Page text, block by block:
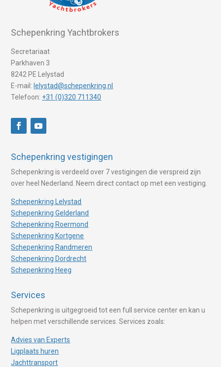
Schepenkring Yachtbrokers
Secretariaat
Parkhaven 3
8242 PE Lelystad
E-mail: lelystad@schepenkring.nl
Telefoon: +31 (0)320 711340
Schepenkring vestigingen
Schepenkring is verdeeld over 7 vestigingen die verspreid zijn
over heel Nederland. Neem direct contact op met een vestiging.
Schepenkring Lelystad
Schepenkring Gelderland
Schepenkring Roermond
Schepenkring Kortgene
Schepenkring Randmeren
Schepenkring Dordrecht
Schepenkring Heeg
Services
Schepenkring is uitgegroeid tot een full service center en kan u
helpen met verschillende services. Services zoals:
Advies van Experts
Ligplaats huren
Jachttransport